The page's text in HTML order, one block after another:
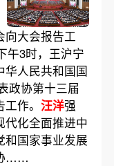
向大会报告工
3时，王沪宁
华人民共和国国
政协第十三届
作。 汪洋强
化全面推进中
和国家事业发展
……